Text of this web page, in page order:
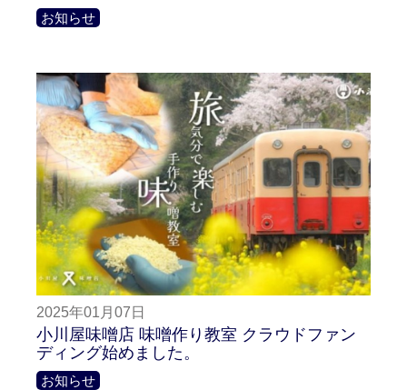
お知らせ
2025年01月07日
小川屋味噌店 味噌作り教室 クラウドファン
ディング始めました。
お知らせ